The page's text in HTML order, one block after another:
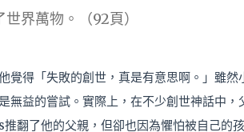
界萬物。（92頁）
得「失敗的創世，真是有意思啊。」雖然
無益的嘗試。實際上，在不少創世神話中，
翻了他的父親，但卻也因為懼怕被自己的